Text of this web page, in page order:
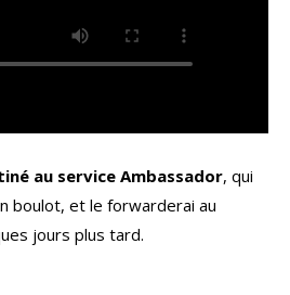
au service Ambassador, qui
boulot, et le forwarderai au
jours plus tard.